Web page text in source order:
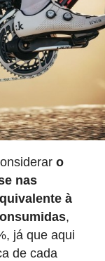
o
nas
à
,
já que aqui
de cada